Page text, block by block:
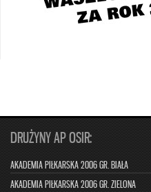
DRUŻYNY AP OSIR:
AKADEMIA PIŁKARSKA 2006 GR. BIAŁA
AKADEMIA PIŁKARSKA 2006 GR. ZIELONA